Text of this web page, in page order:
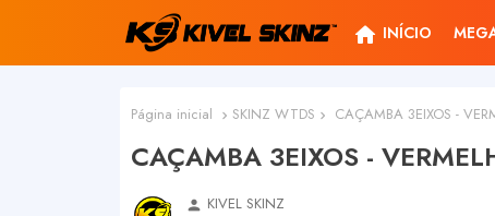
home INÍCIO
Página inicial SKINZ WTDS CAÇAMBA 3EIXOS -
CAÇAMBA 3EIXOS -
person KIVEL SKINZ